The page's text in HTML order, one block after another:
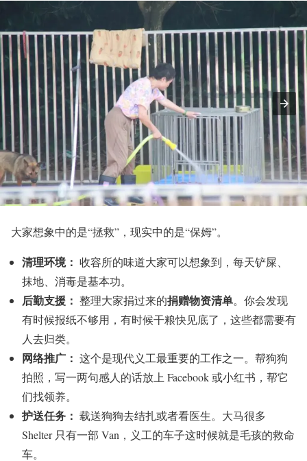
大家想象中的是“拯救”，现实中的是“保姆”。
清理环境： 收容所的味道大家可以想象到，每天铲屎、
抹地、消毒是基本功。
后勤支援： 整理大家捐过来的捐赠物资清单。你会发现
有时候报纸不够用，有时候干粮快见底了，这些都需要有
人去归类。
网络推广： 这个是现代义工最重要的工作之一。帮狗狗
拍照，写一两句感人的话放上 Facebook 或小红书，帮它
们找领养。
护送任务： 载送狗狗去结扎或者看医生。大马很多
Shelter 只有一部 Van，义工的车子这时候就是毛孩的救命
车。